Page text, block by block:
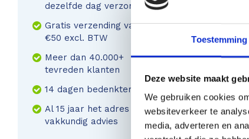
Toestemming
Deze website maakt
We gebruiken cookies
websiteverkeer te
media, adverteren en
dezelfde dag verzonden
Gratis verzending vanaf
€50 excl. BTW
Meer dan 40.000+
tevreden klanten
14 dagen bedenktermijn
Al 15 jaar het adres voor
vakkundig advies